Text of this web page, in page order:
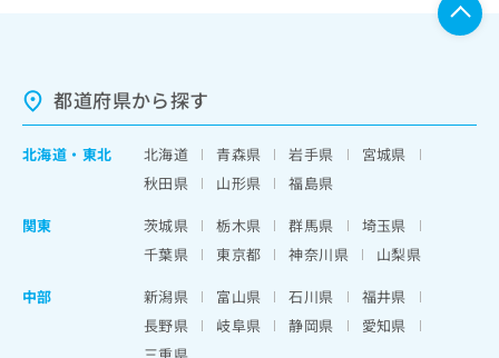
都道府県から探す
北海道 ・ 東北 北海道 青森県 岩手県
宮城県
秋田県
山形県
福島県
関東
茨城県 栃木県 群馬県
埼玉県
千葉県
東京都 神奈川県
山梨県
中部
新潟県 富山県 石川県
福井県
長野県
岐阜県 静岡県
愛知県
三重県